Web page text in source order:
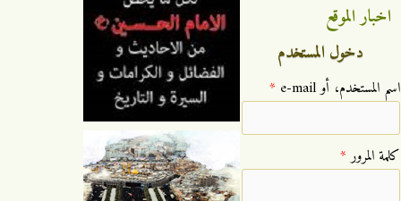
اخبار الموقع
دخول المستخدم
‏اسم المستخدم، أو e-mail ‏ *
‏كلمة المرور ‏*